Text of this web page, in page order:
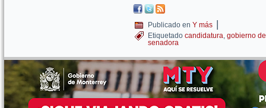
Publicado en Y más |
Etiquetado candidatura, gobierno
senadora